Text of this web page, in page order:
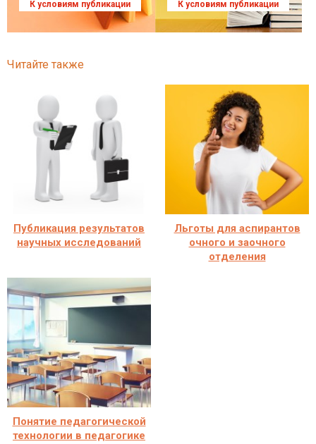
К условиям публикации К условиям публикации
Читайте также
Публикация результатов
научных исследований
Льготы для аспирантов
очного и заочного
отделения
Понятие педагогической
технологии в педагогике